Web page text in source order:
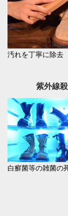
汚れを丁寧に除去
紫外線
白癬菌等の雑菌の